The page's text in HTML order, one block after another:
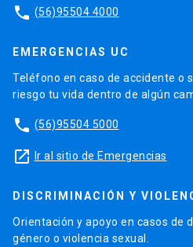
phone (56)95504 4000
EMERGENCIAS UC
Teléfono en caso de accidente o
riesgo tu vida dentro de algún
phone (56)95504 5000
launch Ir al sitio de Emergencias
DISCRIMINACIÓN Y
Orientación y apoyo en casos de
género o violencia sexual.